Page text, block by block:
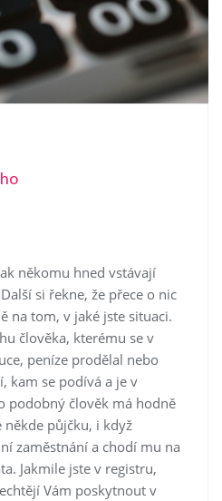
někomu hned vstávají
si řekne, že přece o nic
na tom, v jaké jste situaci.
člověka, kterému se v
peníze prodělal nebo
kam se podívá a je v
podobný člověk má hodně
někde půjčku, i když
zaměstnání a chodí mu na
Jakmile jste v registru,
Vám poskytnout v